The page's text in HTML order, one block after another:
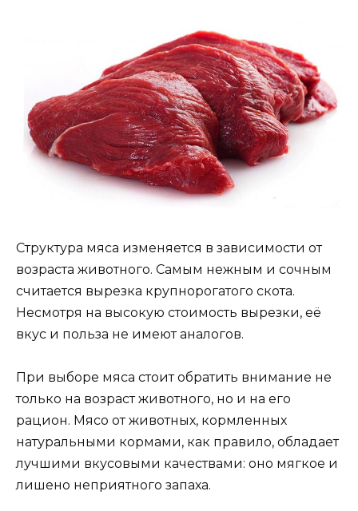
Структура мяса изменяется в зависимости от
возраста животного. Самым нежным и сочным
считается вырезка крупнорогатого скота.
Несмотря на высокую стоимость вырезки, её
вкус и польза не имеют аналогов.
При выборе мяса стоит обратить внимание не
только на возраст животного, но и на его
рацион. Мясо от животных, кормленных
натуральными кормами, как правило, обладает
лучшими вкусовыми качествами: оно мягкое и
лишено неприятного запаха.